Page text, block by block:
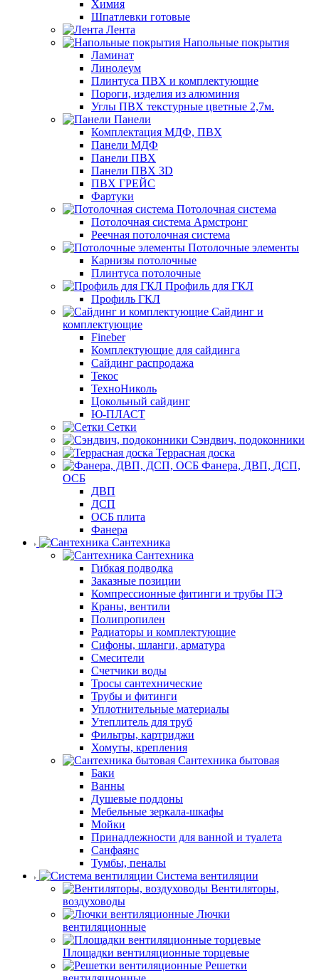
Химия
Шпатлевки готовые
Лента
Напольные покрытия
Ламинат
Линолеум
Плинтуса ПВХ и комплектующие
Пороги, изделия из алюминия
Углы ПВХ текстурные цветные 2,7м.
Панели
Комплектация МДФ, ПВХ
Панели МДФ
Панели ПВХ
Панели ПВХ 3D
ПВХ ГРЕЙС
Фартуки
Потолочная система
Потолочная система Армстронг
Реечная потолочная система
Потолочные элементы
Карнизы потолочные
Плинтуса потолочные
Профиль для ГКЛ
Профиль ГКЛ
Сайдинг и
комплектующие
Fineber
Комплектующие для сайдинга
Сайдинг распродажа
Текос
ТехноНиколь
Цокольный сайдинг
Ю-ПЛАСТ
Сетки
Сэндвич, подоконники
Террасная доска
Фанера, ДВП, ДСП,
ОСБ
ДВП
ДСП
ОСБ плита
Фанера
Сантехника
Сантехника
Гибкая подводка
Заказные позиции
Компрессионные фитинги и трубы ПЭ
Краны, вентили
Полипропилен
Радиаторы и комплектующие
Сифоны, шланги, арматура
Смесители
Счетчики воды
Тросы сантехнические
Трубы и фитинги
Уплотнительные материалы
Утеплитель для труб
Фильтры, картриджи
Хомуты, крепления
Сантехника бытовая
Баки
Ванны
Душевые поддоны
Мебельные зеркала-шкафы
Мойки
Принадлежности для ванной и туалета
Санфаянс
Тумбы, пеналы
Система вентиляции
Вентиляторы,
воздуховоды
Лючки
вентиляционные
Площадки вентиляционные торцевые
Решетки